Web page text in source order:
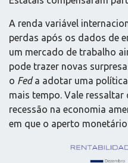
A renda variável
perdas após os dados de
um mercado de trabalho
pode trazer novas
o Feda adotar uma
mais tempo. Vale
recessão na economia
em que o aperto